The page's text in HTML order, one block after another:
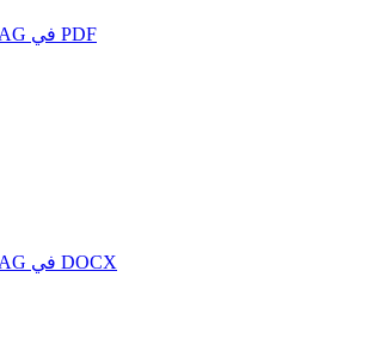
بحث RAG في PDF
بحث RAG في DOCX